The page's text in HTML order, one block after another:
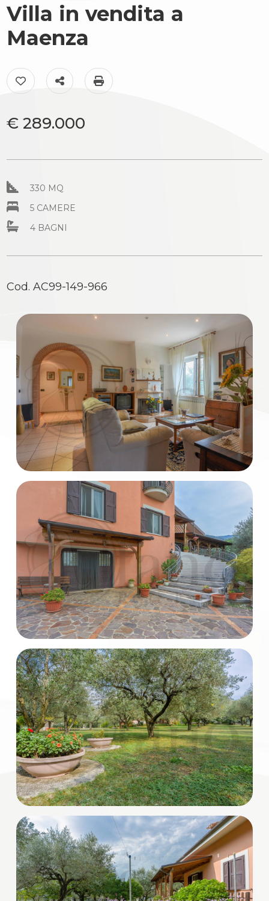
Villa in vendita a
Maenza
Preferiti: Cod. AC99-149-966
Condividi
€ 289.000
330 MQ
5 CAMERE
4 BAGNI
Cod. AC99-149-966
Il
territorio
News
Provincia
Comune
Qualsiasi
Terreni
Prezzo
Totale
mq
Locali
minimi
Qualsiasi
1
2
3
4
5